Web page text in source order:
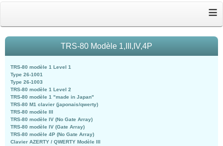
≡
TRS-80 Modèle 1,III,IV,4P
TRS-80 modèle 1 Level 1
Type 26-1001
Type 26-1003
TRS-80 modèle 1 Level 2
TRS-80 modèle 1 "made in Japan"
TRS-80 M1 clavier (japonais/qwerty)
TRS-80 modèle III
TRS-80 modèle IV (No Gate Array)
TRS-80 modèle IV (Gate Array)
TRS-80 modèle 4P (No Gate Array)
Clavier AZERTY / QWERTY Modèle III